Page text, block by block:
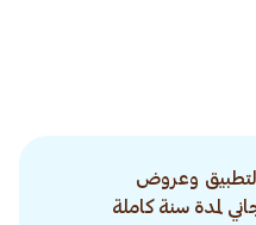
وعروض
لمدة سنة كاملة